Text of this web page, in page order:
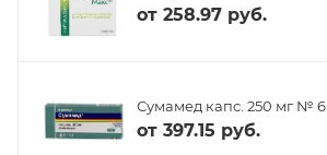
от 258.97 руб.
Сумамед капс. 250 мг № 6
от 397.15 руб.